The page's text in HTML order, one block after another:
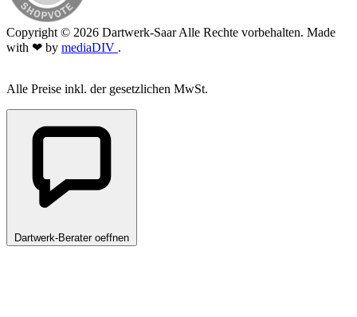
Copyright © 2026 Dartwerk-Saar Alle Rechte vorbehalten. Made
with ❤ by mediaDIV .
Alle Preise inkl. der gesetzlichen MwSt.
Dartwerk-Berater oeffnen